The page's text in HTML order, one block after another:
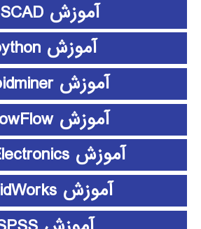
آموزش PSCAD
آموزش python
آموزش rapidminer
آموزش ShowFlow
آموزش SimElectronics
آموزش SolidWorks